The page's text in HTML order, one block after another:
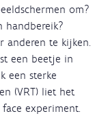
om?
handbereik?
anderen te kijken.
een beetje in
een sterke
(VRT) liet het
experiment.